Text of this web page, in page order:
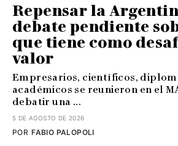
Repensar la
debate pendiente
que tiene como
valor
Empresarios, científicos,
académicos se reunieron en el
debatir una ...
5 DE AGOSTO DE 2026
FABIO PALOPOLI
POR